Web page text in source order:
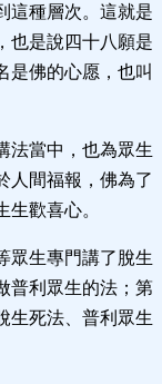
這種層次。這就是
也是說四十八願是
是佛的心愿，也叫
法當中，也為眾生
人間福報，佛為了
歡喜心。
眾生專門講了脫生
普利眾生的法；第
生死法、普利眾生